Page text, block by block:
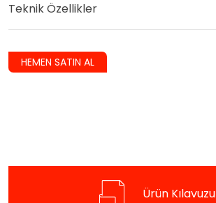
Teknik Özellikler
HEMEN SATIN AL
Ürün Kılavuzu